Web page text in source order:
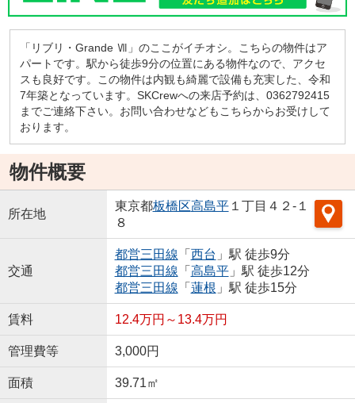
「リブリ・Grande Ⅶ」のここがイチオシ。こちらの物件はア
パートです。駅から徒歩9分の位置にある物件なので、アクセ
スも良好です。この物件は内観も綺麗で設備も充実した、令和
7年築となっています。SKCrewへの来店予約は、0362792415
までご連絡下さい。お問い合わせなどもこちらからお受けして
おります。
物件概要
所在地
東京都板橋区高島平１丁目４２-１
８
交通
都営三田線 「 西台 」駅 徒歩9分
都営三田線 「 高島平」駅 徒歩12分
都営三田線 「 蓮根 」駅 徒歩15分
賃料 12.4万円～13.4万円
管理費等 3,000円
面積 39.71㎡